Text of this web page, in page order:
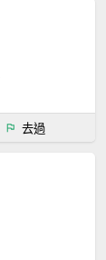
去過